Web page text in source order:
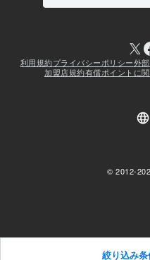
絞り込み